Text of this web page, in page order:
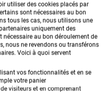
119,90 € 71,94 €
utiliser des cookies placés par
sont nécessaires au bon
tous les cas, nous utilisons une
uniquement des
au bon déroulement de
nous ne revendons ou transférons
Voici à quoi servent
vos fonctionnalités et en se
votre panier
visiteurs et en comprenant